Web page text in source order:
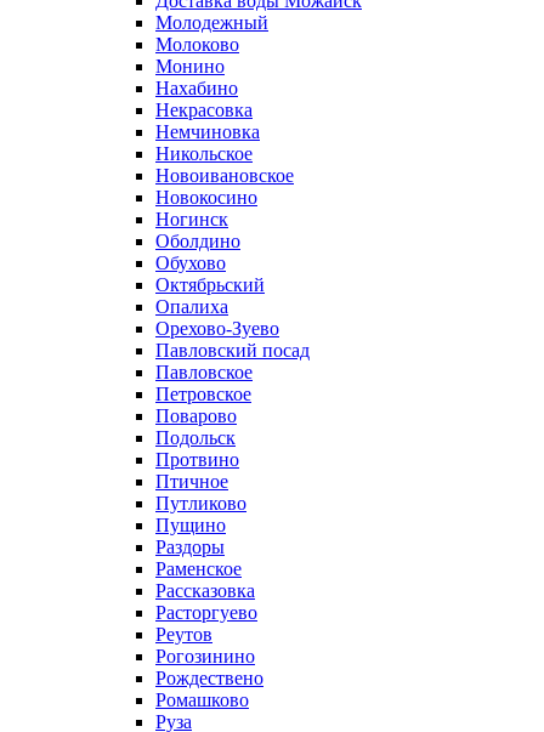
Молодежный
Молоково
Монино
Нахабино
Некрасовка
Немчиновка
Никольское
Новоивановское
Новокосино
Ногинск
Оболдино
Обухово
Октябрьский
Опалиха
Орехово-Зуево
Павловский посад
Павловское
Петровское
Поварово
Подольск
Протвино
Птичное
Путликово
Пущино
Раздоры
Раменское
Рассказовка
Расторгуево
Реутов
Рогозинино
Рождествено
Ромашково
Руза